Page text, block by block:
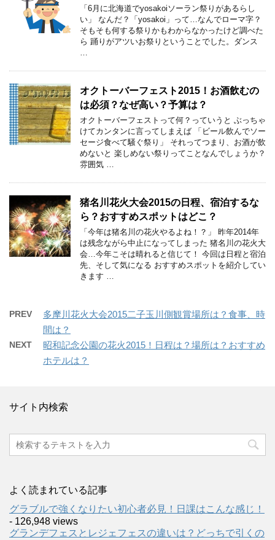
「6月に北海道でyosakoiソーラン祭りがあるらし
い」 なんだ？「yosakoi」って…なんでローマ字？
そもそも何する祭りかもわからなかったけど調べた
ら 踊りがアツいお祭りということでした。ダンス
…
オクトーバーフェスト2015！お酒飲むの
は必須？なぜ高い？予算は？
オクトーバーフェストって何？っていうと ぶっちゃ
けてカンタンに言ってしまえば 「ビール飲んでソー
セージ食べて騒ぐ祭り」 それってつまり、お酒が飲
めないと 楽しめない祭りってことなんでしょうか？
雰囲気 …
猪名川花火大会2015の日程、宿泊するな
ら？おすすめスポットはどこ？
「今年は猪名川の花火やるよね！？」 昨年2014年
は残念ながら中止になってしまった 猪名川の花火大
会…今年こそは晴れると信じて！ 今回は日程と宿泊
先、そして気になる おすすめスポットを紹介してい
きます …
PREV
多摩川花火大会2015二子玉川側観賞場所は？食事、時
間は？
NEXT
昭和記念公園の花火2015！日程は？場所は？おすすめ
ホテルは？
サイト内検索
よく読まれている記事
グラブルで強くなりたい初心者必見！日課はこんな感じ！
- 126,948 views
グランデフェスとレジェフェスの違いは？どっちで引くの